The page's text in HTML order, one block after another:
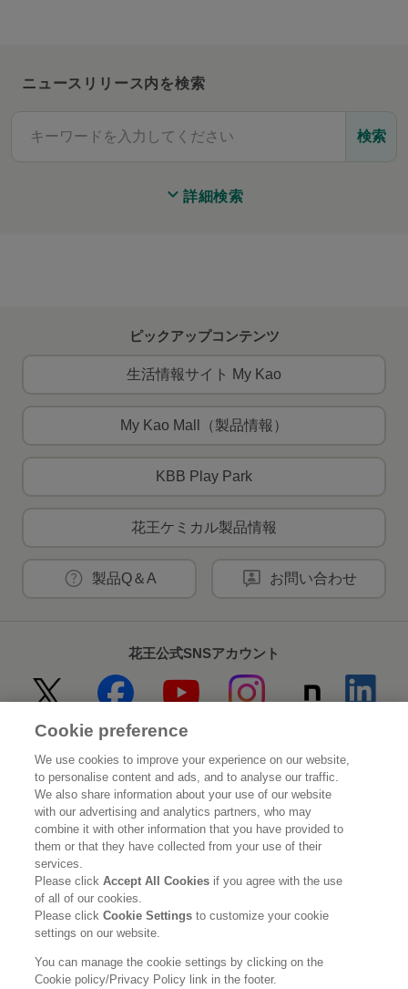
ニュースリリース内を検索
検索
詳細検索
ピックアップコンテンツ
生活情報サイト My Kao
My Kao Mall（製品情報）
KBB Play Park
花王ケミカル製品情報
製品Q＆A お問い合わせ
花王公式SNSアカウント
Home 花王について
サステナビリティ イノベーション
ブランド 投資家情報
ニュースルーム 採用情報
利用規約 花王のアクセシビリティ 個人情報保護方針
利用者情報の外部送信 ソーシャルメディアポリシー
Cookie preference
We use cookies to improve your experience on our website,
to personalise content and ads, and to analyse our traffic.
We also share information about your use of our website
with our advertising and analytics partners, who may
combine it with other information that you have provided to
them or that they have collected from your use of their
services.
Please clickAccept All Cookies if you agree with the use
of all of our cookies.
Please clickCookie Settingsto customize your cookie
settings on our website.
You can manage the cookie settings by clicking on the
Cookie policy/Privacy Policy link in the footer.